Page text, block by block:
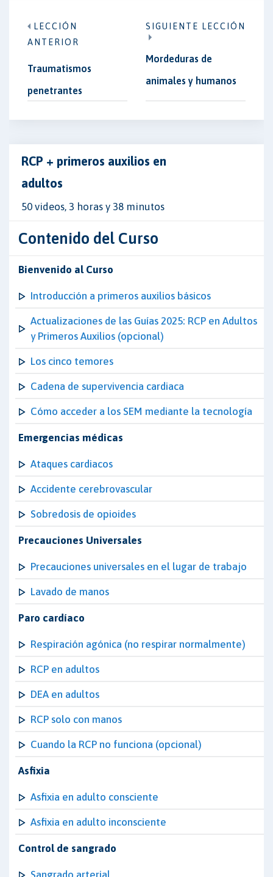
LECCIÓN
ANTERIOR
Traumatismos
penetrantes
SIGUIENTE LECCIÓN
Mordeduras de
animales y humanos
RCP + primeros auxilios en
adultos
50 videos, 3 horas y 38 minutos
Contenido del Curso
Bienvenido al Curso
Introducción a primeros auxilios básicos
Actualizaciones de las Guías 2025: RCP en Adultos
y Primeros Auxilios (opcional)
Los cinco temores
Cadena de supervivencia cardiaca
Cómo acceder a los SEM mediante la tecnología
Emergencias médicas
Ataques cardiacos
Accidente cerebrovascular
Sobredosis de opioides
Precauciones Universales
Precauciones universales en el lugar de trabajo
Lavado de manos
Paro cardíaco
Respiración agónica (no respirar normalmente)
RCP en adultos
DEA en adultos
RCP solo con manos
Cuando la RCP no funciona (opcional)
Asfixia
Asfixia en adulto consciente
Asfixia en adulto inconsciente
Control de sangrado
Sangrado arterial